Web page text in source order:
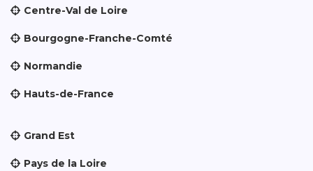
Centre-Val de Loire
Bourgogne-Franche-Comté
Normandie
Hauts-de-France
Grand Est
Pays de la Loire